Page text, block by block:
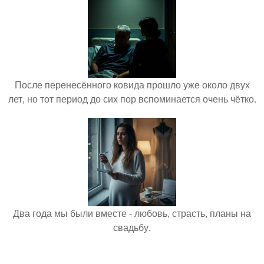
После перенесённого ковида прошло уже около двух
лет, но тот период до сих пор вспоминается очень чётко.
Два года мы были вместе - любовь, страсть, планы на
свадьбу.